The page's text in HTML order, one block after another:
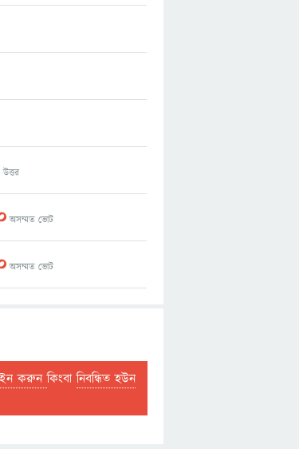
উত্তর
অসম্মত ভোট
অসম্মত ভোট
করুনকিংবানিবন্ধিত হউন